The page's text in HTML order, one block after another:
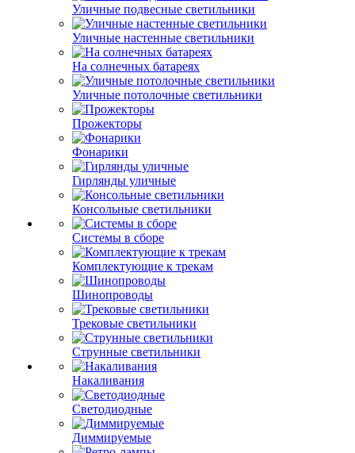
Уличные подвесные светильники
Уличные настенные светильники
На солнечных батареях
Уличные потолочные светильники
Прожекторы
Фонарики
Гирлянды уличные
Консольные светильники
Системы в сборе
Комплектующие к трекам
Шинопроводы
Трековые светильники
Струнные светильники
Накаливания
Светодиодные
Диммируемые